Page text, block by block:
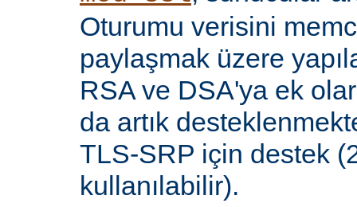
Oturumu verisini
paylaşmak üzere
RSA ve DSA'ya ek
da artık
TLS-SRP için destek
kullanılabilir).